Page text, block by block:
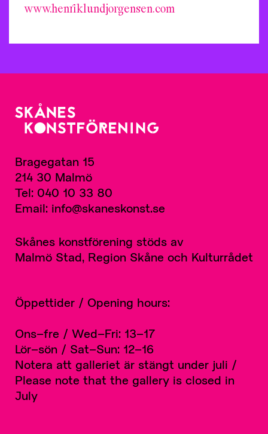
www.henriklundjorgensen.com
Bragegatan 15
214 30 Malmö
Tel: 040 10 33 80
Email: info@skaneskonst.se
Skånes konstförening stöds av
Malmö Stad, Region Skåne och Kulturrådet
Öppettider / Opening hours:
Ons–fre / Wed–Fri: 13–17
Lör–sön / Sat–Sun: 12–16
Notera att galleriet är stängt under juli /
Please note that the gallery is closed in
July